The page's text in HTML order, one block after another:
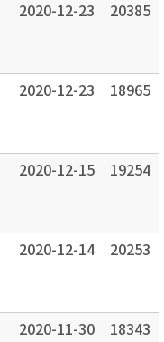
2020-12-23 20385
2020-12-23 18965
2020-12-15 19254
2020-12-14 20253
2020-11-30 18343